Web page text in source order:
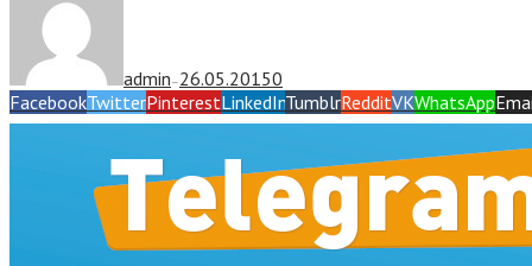
admin — 26.05.20150
FacebookTwitterPinterestLinkedInTumblrRedditVKWhatsApp